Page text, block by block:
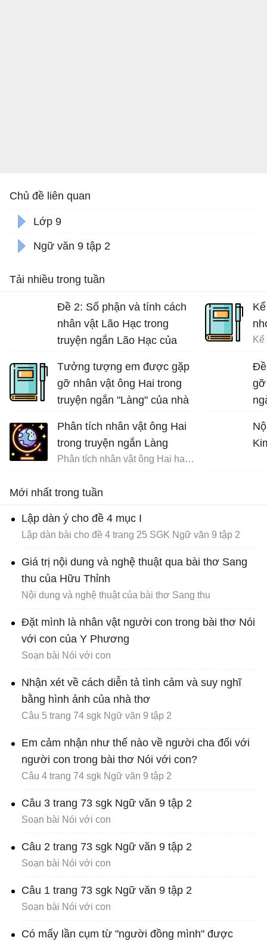
Chủ đề liên quan
Lớp 9
Ngữ văn 9 tập 2
Tải nhiều trong tuần
Đề 2: Số phận và tính cách
nhân vật Lão Hạc trong
truyện ngắn Lão Hạc của
Tưởng tượng em được gặp
gỡ nhân vật ông Hai trong
truyện ngắn "Làng" của nhà
cùng ông về những ngày
tháng đi tản cư
Phân tích nhân vật ông Hai
trong truyện ngắn Làng
Phân tích nhân vật ông Hai hay nhất
Đề
gỡ
Mới nhất trong tuần
Lập dàn ý cho đề 4 mục I
Lập dàn bài cho đề 4 trang 25 SGK Ngữ văn 9 tập 2
Giá trị nội dung và nghệ thuật qua bài thơ Sang
thu của Hữu Thỉnh
Nội dung và nghệ thuật của bài thơ Sang thu
Đặt mình là nhân vật người con trong bài thơ Nói
với con của Y Phương
Soạn bài Nói với con
Nhận xét về cách diễn tả tình cảm và suy nghĩ
bằng hình ảnh của nhà thơ
Câu 5 trang 74 sgk Ngữ văn 9 tập 2
Em cảm nhận như thế nào về người cha đối với
người con trong bài thơ Nói với con?
Câu 4 trang 74 sgk Ngữ văn 9 tập 2
Câu 3 trang 73 sgk Ngữ văn 9 tập 2
Soạn bài Nói với con
Câu 2 trang 73 sgk Ngữ văn 9 tập 2
Soạn bài Nói với con
Câu 1 trang 73 sgk Ngữ văn 9 tập 2
Soạn bài Nói với con
Có mấy lần cụm từ "người đồng mình" được